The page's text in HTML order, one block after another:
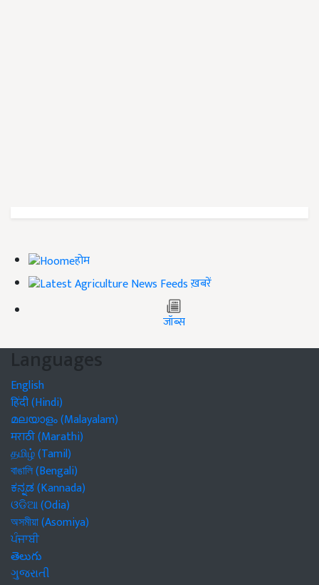
होम
ख़बरें
जॉब्स
Languages
English
हिंदी (Hindi)
മലയാളം (Malayalam)
मराठी (Marathi)
தமிழ் (Tamil)
বাঙালি (Bengali)
ಕನ್ನಡ (Kannada)
ଓଡିଆ (Odia)
অসমীয়া (Asomiya)
ਪੰਜਾਬੀ
తెలుగు
ગુજરાતી